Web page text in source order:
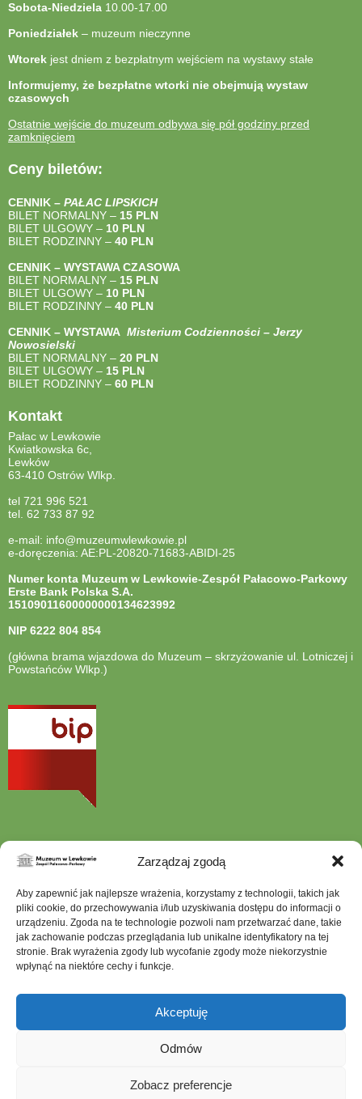
Zarządzaj zgodą
Aby zapewnić jak najlepsze wrażenia, korzystamy z technologii, takich jak
pliki cookie, do przechowywania i/lub uzyskiwania dostępu do informacji o
urządzeniu. Zgoda na te technologie pozwoli nam przetwarzać dane, takie
jak zachowanie podczas przeglądania lub unikalne identyfikatory na tej
stronie. Brak wyrażenia zgody lub wycofanie zgody może niekorzystnie
wpłynąć na niektóre cechy i funkcje.
Akceptuję
Odmów
Zobacz preferencje
Sobota-Niedziela 10.00-17.00
Poniedziałek – muzeum nieczynne
Wtorek jest dniem z bezpłatnym wejściem na wystawy stałe
Informujemy, że bezpłatne wtorki nie obejmują wystaw
czasowych
Ostatnie wejście do muzeum odbywa się pół godziny przed
zamknięciem
Ceny biletów:
CENNIK – PAŁAC LIPSKICH
BILET NORMALNY – 15 PLN
BILET ULGOWY – 10 PLN
BILET RODZINNY – 40 PLN
CENNIK – WYSTAWA CZASOWA
BILET NORMALNY – 15 PLN
BILET ULGOWY – 10 PLN
BILET RODZINNY – 40 PLN
CENNIK – WYSTAWA Misterium Codzienności – Jerzy
Nowosielski
BILET NORMALNY – 20 PLN
BILET ULGOWY – 15 PLN
BILET RODZINNY – 60 PLN
Kontakt
Pałac w Lewkowie
Kwiatkowska 6c,
Lewków
63-410 Ostrów Wlkp.
tel 721 996 521
tel. 62 733 87 92
e-mail: info@muzeumwlewkowie.pl
e-doręczenia: AE:PL-20820-71683-ABIDI-25
Numer konta Muzeum w Lewkowie-Zespół Pałacowo-Parkowy
Erste Bank Polska S.A.
15109011600000000134623992
NIP 6222 804 854
(główna brama wjazdowa do Muzeum – skrzyżowanie ul. Lotniczej i
Powstańców Wlkp.)
otwiera
nowej
Szukana
fraza
Ochrona Danych Osobowych
Polityka plików cookies (EU)